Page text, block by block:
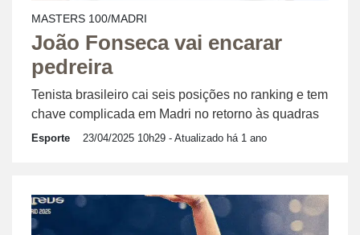
MASTERS 100/MADRI
João Fonseca vai encarar
pedreira
Tenista brasileiro cai seis posições no ranking e tem
chave complicada em Madri no retorno às quadras
Esporte 23/04/2025 10h29 - Atualizado há 1 ano